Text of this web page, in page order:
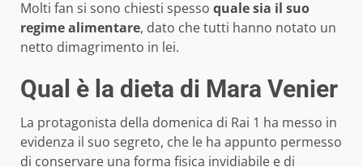
Molti fan si sono chiesti spesso quale sia il suo
regime alimentare, dato che tutti hanno notato un
netto dimagrimento in lei.
Qual è la dieta di Mara Venier
La protagonista della domenica di Rai 1 ha messo in
evidenza il suo segreto, che le ha appunto permesso
di conservare una forma fisica invidiabile e di